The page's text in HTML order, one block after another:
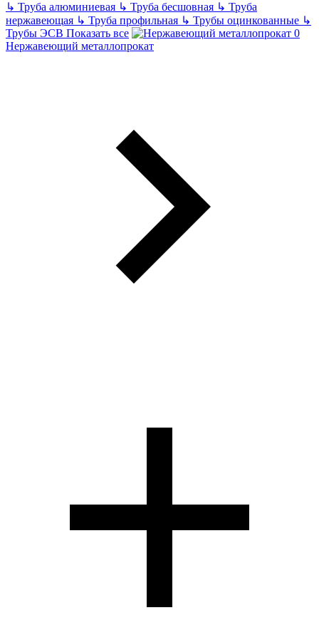
↳ Труба алюминиевая ↳ Труба бесшовная ↳ Труба
нержавеющая ↳ Труба профильная ↳ Трубы оцинкованные ↳
Трубы ЭСВ Показать все
Нержавеющий металлопрокат